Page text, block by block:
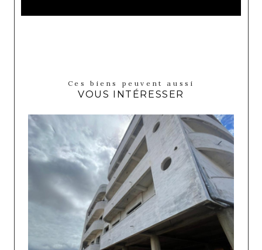
Ces biens peuvent aussi
VOUS INTÉRESSER